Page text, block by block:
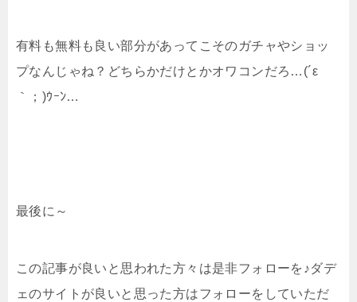
有料も無料も良い部分があってこそのガチャやショッ
プなんじゃね？どちらかだけとかオワコンだろ…(´ε
｀；)ｳｰﾝ…
最後に～
この記事が良いと思われた方々は是非フォローを♪ダデ
ェのサイトが良いと思った方はフォローをしていただ